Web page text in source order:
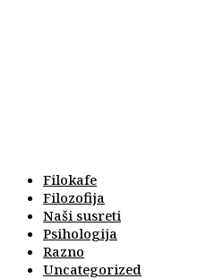
Filokafe
Filozofija
Naši susreti
Psihologija
Razno
Uncategorized